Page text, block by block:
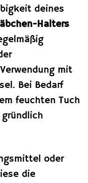
deines
Halters
mit
Bei Bedarf
feuchten Tuch
oder
die